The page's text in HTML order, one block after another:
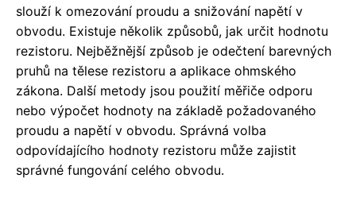
slouží k omezování proudu a snižování napětí v
obvodu. Existuje několik způsobů, jak určit hodnotu
rezistoru. Nejběžnější způsob je odečtení barevných
pruhů na tělese rezistoru a aplikace ohmského
zákona. Další metody jsou použití měřiče odporu
nebo výpočet hodnoty na základě požadovaného
proudu a napětí v obvodu. Správná volba
odpovídajícího hodnoty rezistoru může zajistit
správné fungování celého obvodu.